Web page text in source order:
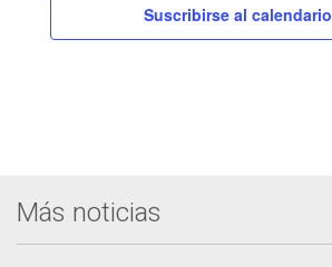
Suscribirse al calendario
Más noticias